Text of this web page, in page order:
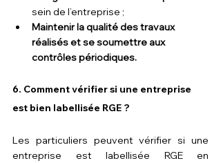
sein de l’entreprise ;
Maintenir la qualité des travaux
réalisés et se soumettre aux
contrôles périodiques.
6. Comment vérifier si une entreprise
est bien labellisée RGE ?
Les particuliers peuvent vérifier si une
entreprise est labellisée RGE en